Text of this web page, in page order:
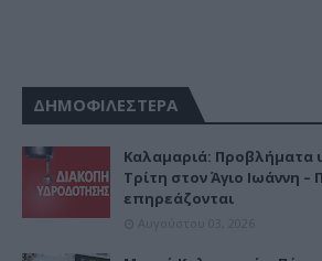
ΔΗΜΟΦΙΛΕΣΤΕΡΑ
Καλαμαριά: Προβλήματα
Τρίτη στον Άγιο Ιωάννη –
επηρεάζονται